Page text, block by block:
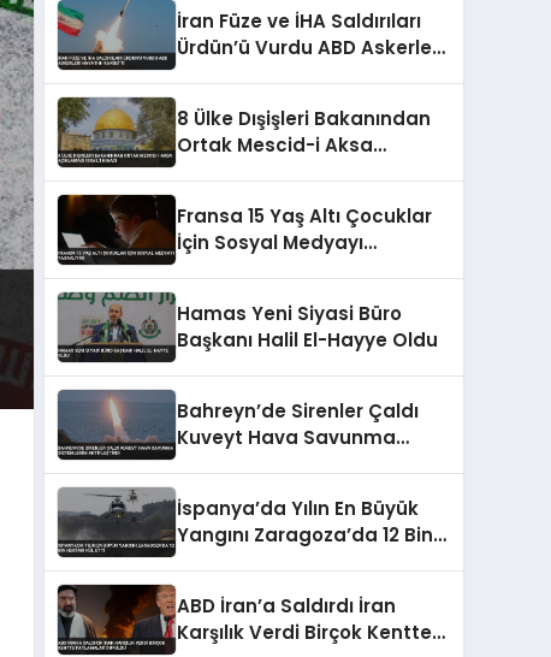
İran Füze ve İHA Saldırıları
Ürdün’ü Vurdu ABD Askerleri
8 Ülke Dışişleri Bakanından
Ortak Mescid-i Aksa
Fransa 15 Yaş Altı Çocuklar
İçin Sosyal Medyayı
Hamas Yeni Siyasi Büro
Başkanı Halil El-Hayye Oldu
Bahreyn’de Sirenler Çaldı
Kuveyt Hava Savunma
İspanya’da Yılın En Büyük
Yangını Zaragoza’da 12 Bin
ABD İran’a Saldırdı İran
Karşılık Verdi Birçok Kentte